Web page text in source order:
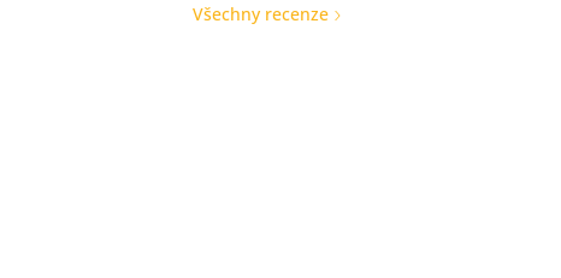
Všechny recenze